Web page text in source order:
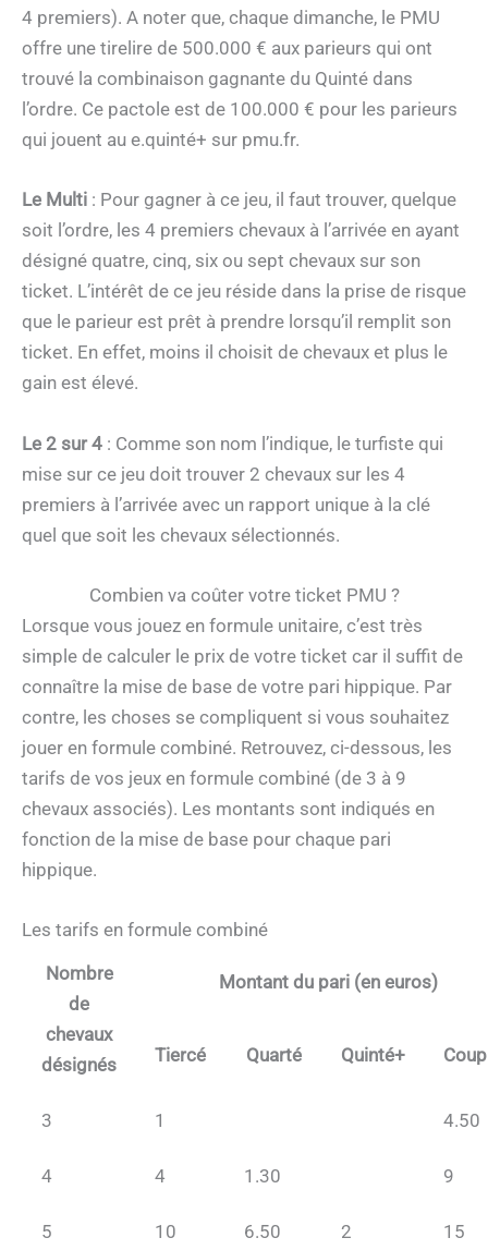
4 premiers). A noter que, chaque dimanche, le PMU
offre une tirelire de 500.000 € aux parieurs qui ont
trouvé la combinaison gagnante du Quinté dans
l’ordre. Ce pactole est de 100.000 € pour les parieurs
qui jouent au e.quinté+ sur pmu.fr.
Le Multi : Pour gagner à ce jeu, il faut trouver, quelque
soit l’ordre, les 4 premiers chevaux à l’arrivée en ayant
désigné quatre, cinq, six ou sept chevaux sur son
ticket. L’intérêt de ce jeu réside dans la prise de risque
que le parieur est prêt à prendre lorsqu’il remplit son
ticket. En effet, moins il choisit de chevaux et plus le
gain est élevé.
Le 2 sur 4 : Comme son nom l’indique, le turfiste qui
mise sur ce jeu doit trouver 2 chevaux sur les 4
premiers à l’arrivée avec un rapport unique à la clé
quel que soit les chevaux sélectionnés.
Combien va coûter votre ticket PMU ?
Lorsque vous jouez en formule unitaire, c’est très
simple de calculer le prix de votre ticket car il suffit de
connaître la mise de base de votre pari hippique. Par
contre, les choses se compliquent si vous souhaitez
jouer en formule combiné. Retrouvez, ci-dessous, les
tarifs de vos jeux en formule combiné (de 3 à 9
chevaux associés). Les montants sont indiqués en
fonction de la mise de base pour chaque pari
hippique.
Les tarifs en formule combiné
Nombre
de
chevaux
désignés
Montant du pari (en euros)
Tiercé Quarté Quinté+
3 1 4.50
4 4 1.30 9
5 10 6.50 2 15